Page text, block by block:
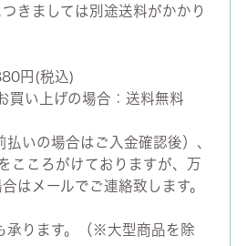
きましては別途送料がかかり
円(税込)
買い上げの場合：送料無料
払いの場合はご入金確認後）、
こころがけておりますが、万
はメールでご連絡致します。
承ります。（※大型商品を除